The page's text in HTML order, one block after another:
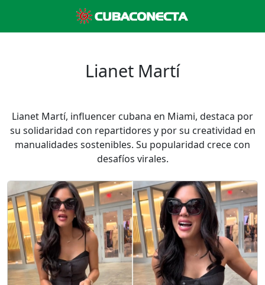
Lianet Martí
Lianet Martí, influencer cubana en Miami, destaca por
su solidaridad con repartidores y por su creatividad en
manualidades sostenibles. Su popularidad crece con
desafíos virales.